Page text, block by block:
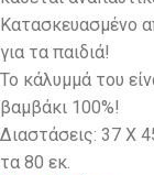
Κατασκευασμένο
για τα παιδιά!
Το κάλυμμά του
βαμβάκι 100%!
Διαστάσεις: 37 Χ
τα 80 εκ.